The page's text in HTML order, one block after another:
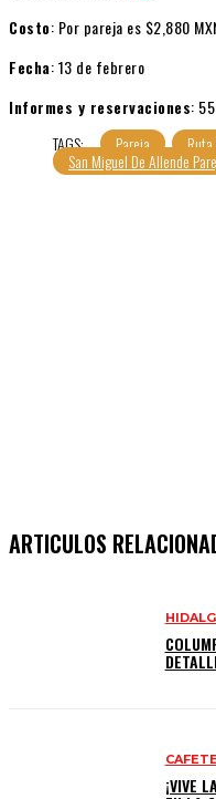
Costo: Por pareja es $2,880
Fecha: 13 de febrero
Informes y reservaciones:
TAGS:
Pareja
San Miguel De Allende
ARTICULOS
¡VIVE